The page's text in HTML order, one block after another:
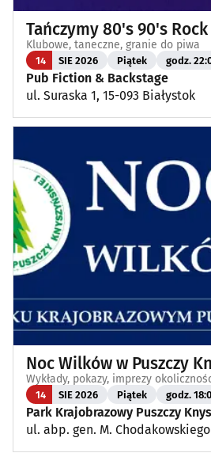
Tańczymy 80's 90's Rock
Klubowe, taneczne, granie do piwa
14 SIE 2026 Piątek godz.
Pub Fiction & Backstage
ul. Suraska 1, 15-093 Białystok
Noc Wilków w Puszczy
Wykłady, pokazy, imprezy
14 SIE 2026 Piątek godz.
Park Krajobrazowy Puszczy
ul. abp. gen. M.